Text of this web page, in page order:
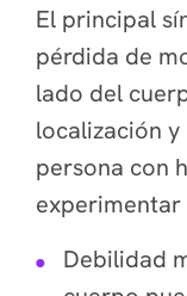
El principal
pérdida de
lado del
localización y
persona con
experimentar
Debilidad